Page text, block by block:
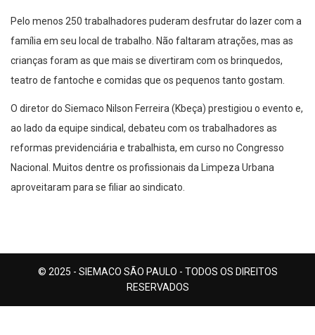
Pelo menos 250 trabalhadores puderam desfrutar do lazer com a
família em seu local de trabalho. Não faltaram atrações, mas as
crianças foram as que mais se divertiram com os brinquedos,
teatro de fantoche e comidas que os pequenos tanto gostam.
O diretor do Siemaco Nilson Ferreira (Kbeça) prestigiou o evento e,
ao lado da equipe sindical, debateu com os trabalhadores as
reformas previdenciária e trabalhista, em curso no Congresso
Nacional. Muitos dentre os profissionais da Limpeza Urbana
aproveitaram para se filiar ao sindicato.
© 2025 - SIEMACO SÃO PAULO - TODOS OS DIREITOS
RESERVADOS